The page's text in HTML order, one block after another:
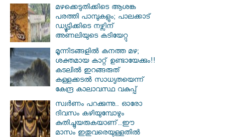
മഴക്കെടുതിക്കിടെ ആശങ്ക
പരത്തി പാമ്പുകളും; പാലക്കാട്
ഡ്യൂട്ടിക്കിടെ നഴ്സിന്
അണലിയുടെ കടിയേറ്റു
മൂന്നിടങ്ങളിൽ കനത്ത മഴ;
ശക്തമായ കാറ്റ് ഉണ്ടായേക്കും!!
കടലിൽ ഇറങ്ങരുത്
കള്ളക്കടൽ സാധ്യതയെന്ന്
കേന്ദ്ര കാലാവസ്ഥ വകുപ്പ്
സ്വര്‍ണം പറക്കുന്നു.. ഓരോ
ദിവസം കഴിയുമ്പോഴും
കുതിച്ചുയരുകയാണ്..ഈ
മാസം ഇതുവരെയുള്ളതിൽ